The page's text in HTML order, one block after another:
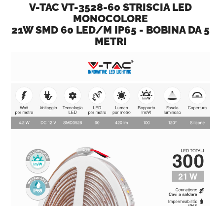
V-TAC VT-3528-60 STRISCIA LED
MONOCOLORE
21W SMD 60 LED/M IP65 - BOBINA DA 5
METRI